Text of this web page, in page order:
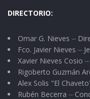
DIRECTORIO:
Omar G. Nieves ⏤
Fco. Javier Nieves ⏤
Xavier Nieves Cosio
Rigoberto Guzmán
Alex Solis "El
Rubén Becerra ⏤